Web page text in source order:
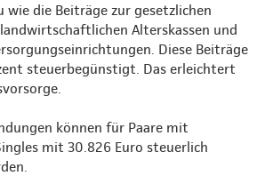
wie die Beiträge zur gesetzlichen
Alterskassen und
Diese Beiträge
steuerbegünstigt. Das erleichtert
können für Paare mit
mit 30.826 Euro steuerlich